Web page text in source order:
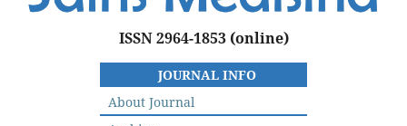
ISSN 2964-1853 (online)
JOURNAL INFO
About Journal